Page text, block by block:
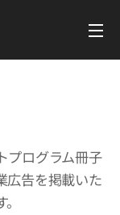
プログラム冊子
広告を掲載いた